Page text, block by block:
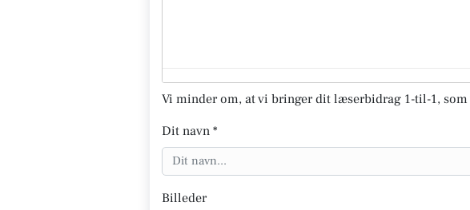
Vi minder om, at vi bringer dit læserbidrag 1-til-1,
Dit navn *
Billeder